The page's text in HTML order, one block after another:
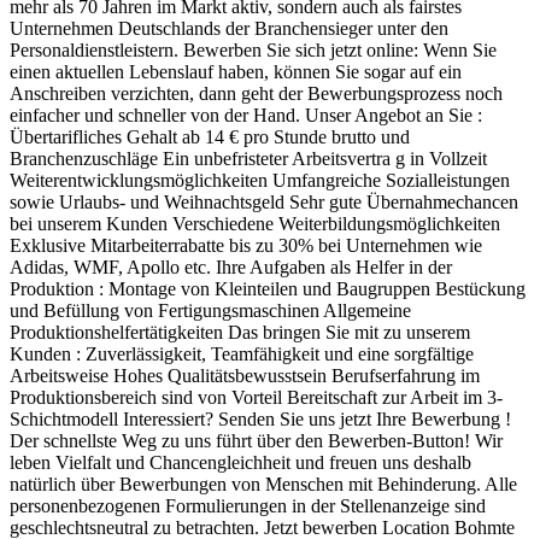
mehr als 70 Jahren im Markt aktiv, sondern auch als fairstes
Unternehmen Deutschlands der Branchensieger unter den
Personaldienstleistern. Bewerben Sie sich jetzt online: Wenn Sie
einen aktuellen Lebenslauf haben, können Sie sogar auf ein
Anschreiben verzichten, dann geht der Bewerbungsprozess noch
einfacher und schneller von der Hand. Unser Angebot an Sie :
Übertarifliches Gehalt ab 14 € pro Stunde brutto und
Branchenzuschläge Ein unbefristeter Arbeitsvertra g in Vollzeit
Weiterentwicklungsmöglichkeiten Umfangreiche Sozialleistungen
sowie Urlaubs- und Weihnachtsgeld Sehr gute Übernahmechancen
bei unserem Kunden Verschiedene Weiterbildungsmöglichkeiten
Exklusive Mitarbeiterrabatte bis zu 30% bei Unternehmen wie
Adidas, WMF, Apollo etc. Ihre Aufgaben als Helfer in der
Produktion : Montage von Kleinteilen und Baugruppen Bestückung
und Befüllung von Fertigungsmaschinen Allgemeine
Produktionshelfertätigkeiten Das bringen Sie mit zu unserem
Kunden : Zuverlässigkeit, Teamfähigkeit und eine sorgfältige
Arbeitsweise Hohes Qualitätsbewusstsein Berufserfahrung im
Produktionsbereich sind von Vorteil Bereitschaft zur Arbeit im 3-
Schichtmodell Interessiert? Senden Sie uns jetzt Ihre Bewerbung !
Der schnellste Weg zu uns führt über den Bewerben-Button! Wir
leben Vielfalt und Chancengleichheit und freuen uns deshalb
natürlich über Bewerbungen von Menschen mit Behinderung. Alle
personenbezogenen Formulierungen in der Stellenanzeige sind
geschlechtsneutral zu betrachten. Jetzt bewerben Location Bohmte